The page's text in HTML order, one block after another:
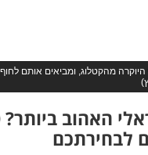
מהקטלוג, ומביאים אותם
לבחירתכם